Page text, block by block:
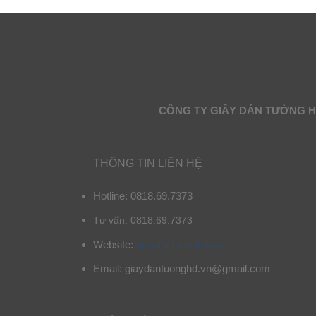
CÔNG TY GIẤY DÁN TƯỜNG
THÔNG TIN LIÊN HỆ
Hotline: 0818.69.7373
Tư vấn: 0818.69.7373
Website: giaydantuonghd.vn
Email: giaydantuonghd.vn@gmail.com